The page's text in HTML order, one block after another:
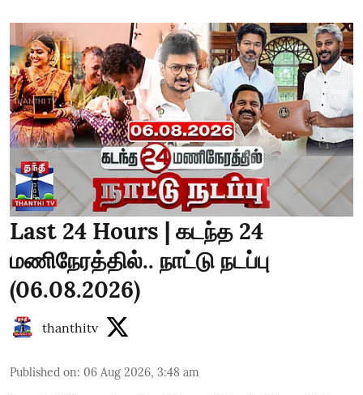
Last 24 Hours | கடந்த 24
மணிநேரத்தில்.. நாட்டு நடப்பு
(06.08.2026)
thanthitv
Published on: 06 Aug 2026, 3:48 am